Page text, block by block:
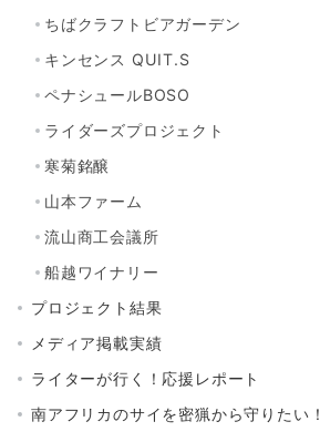
ちばクラフトビアガーデン
キンセンス QUIT.S
ペナシュールBOSO
ライダーズプロジェクト
寒菊銘醸
山本ファーム
流山商工会議所
船越ワイナリー
プロジェクト結果
メディア掲載実績
ライターが行く！応援レポート
南アフリカのサイを密猟から守りたい！